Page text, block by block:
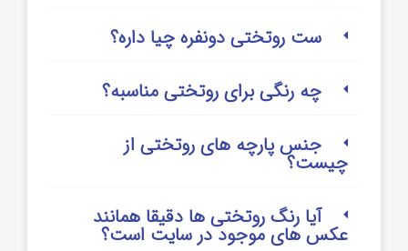
ست روتختی دونفره چیا داره؟
چه رنگی برای روتختی مناسبه؟
جنس پارچه های روتختی از
چیست؟
آیا رنگ روتختی ها دقیقا همانند
عکس های موجود در سایت است؟